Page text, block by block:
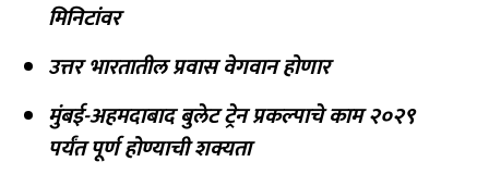
मिनिटांवर
उत्तर भारतातील प्रवास वेगवान होणार
मुंबई-अहमदाबाद बुलेट ट्रेन प्रकल्पाचे काम २०२९
पर्यंत पूर्ण होण्याची शक्यता